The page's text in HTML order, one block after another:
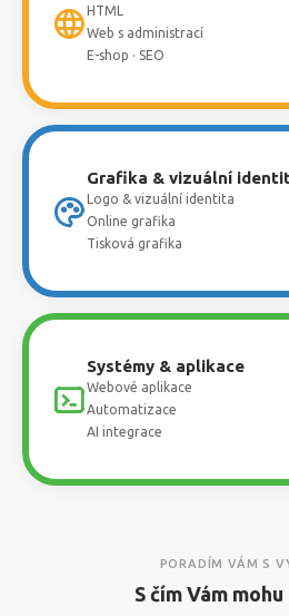
HTML
Web s administrací
E-shop · SEO
Grafika & vizuální
Logo & vizuální identita
Online grafika
Tisková grafika
Systémy & aplikace
Webové aplikace
Automatizace
AI integrace
PORADÍM VÁM S
S čím Vám